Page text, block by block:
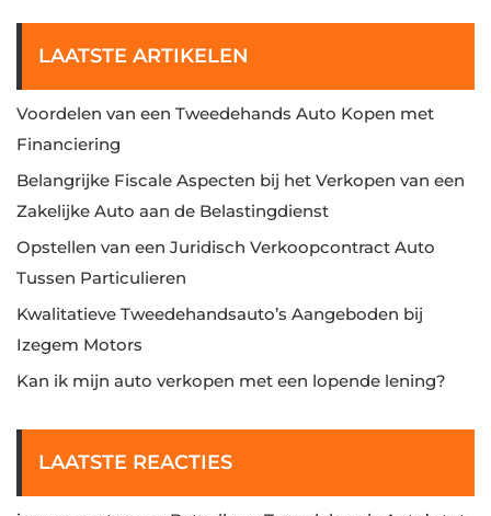
LAATSTE ARTIKELEN
Voordelen van een Tweedehands Auto Kopen met
Financiering
Belangrijke Fiscale Aspecten bij het Verkopen van een
Zakelijke Auto aan de Belastingdienst
Opstellen van een Juridisch Verkoopcontract Auto
Tussen Particulieren
Kwalitatieve Tweedehandsauto’s Aangeboden bij
Izegem Motors
Kan ik mijn auto verkopen met een lopende lening?
LAATSTE REACTIES